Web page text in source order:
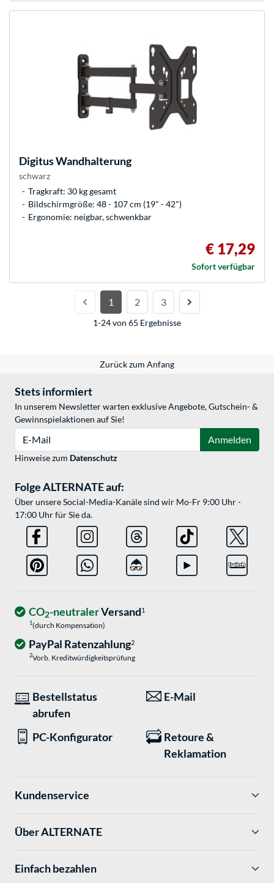
DigitusWandhalterung
schwarz
Tragkraft: 30 kg gesamt
Bildschirmgröße: 48 - 107 cm (19" - 42")
Ergonomie: neigbar, schwenkbar
€ 17,29
Sofort verfügbar
1 2 3
1-24 von 65 Ergebnisse
Zurück zum Anfang
Stets informiert
In unserem Newsletter warten exklusive Angebote, Gutschein- &
Gewinnspielaktionen auf Sie!
Anmelden
Hinweise zum Datenschutz
Folge ALTERNATE auf:
Über unsere Social-Media-Kanäle sind wir Mo-Fr 9:00 Uhr -
17:00 Uhr für Sie da.
CO2-neutralerVersand1
1(durch Kompensation)
PayPal Ratenzahlung2
2Vorb. Kreditwürdigkeitsprüfung
Bestellstatus
abrufen
E-Mail
PC-Konfigurator
Retoure &
Reklamation
Kundenservice
Über ALTERNATE
Einfach bezahlen